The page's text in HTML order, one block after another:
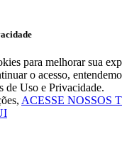
para melhorar sua
o acesso,
de Uso e Privacidade.
ACESSE NOSSOS